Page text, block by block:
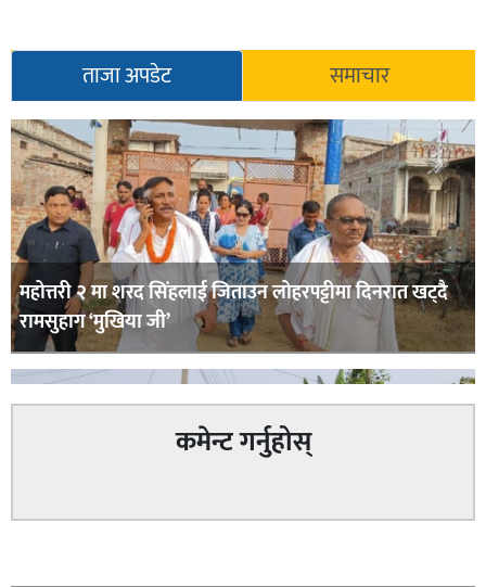
ताजा अपडेट समाचार
महोत्तरी २ मा शरद सिंहलाई जिताउन लोहरपट्टीमा दिनरात खट्दै
रामसुहाग ‘मुखिया जी’
कमेन्ट गर्नुहोस्